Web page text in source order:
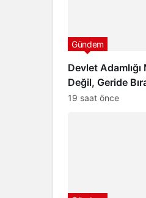
Devlet
Değil, Geride
Ölçülür
Gündem
19 saat önce